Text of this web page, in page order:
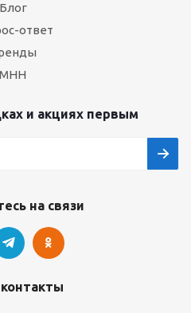
Блог
ответ
МНН
и акциях первым
на связи